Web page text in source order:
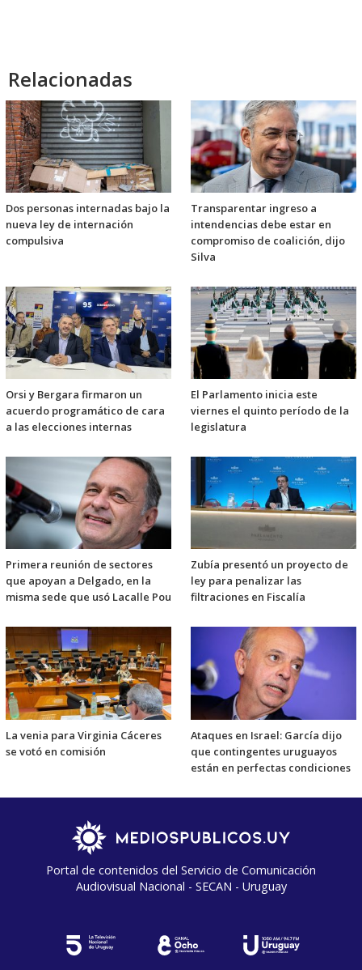
Relacionadas
Dos personas internadas bajo la
nueva ley de internación
compulsiva
Transparentar ingreso a
intendencias debe estar en
compromiso de coalición, dijo
Silva
Orsi y Bergara firmaron un
acuerdo programático de cara
a las elecciones internas
El Parlamento inicia este
viernes el quinto período de la
legislatura
Primera reunión de sectores
que apoyan a Delgado, en la
misma sede que usó Lacalle Pou
Zubía presentó un proyecto de
ley para penalizar las
filtraciones en Fiscalía
La venia para Virginia Cáceres
se votó en comisión
Ataques en Israel: García dijo
que contingentes uruguayos
están en perfectas condiciones
Portal de contenidos del Servicio de Comunicación
Audiovisual Nacional - SECAN - Uruguay